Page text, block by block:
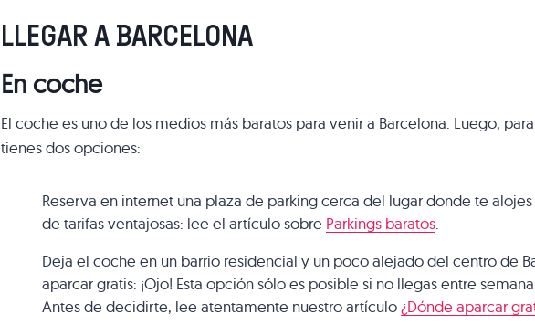
LLEGAR A BARCELONA
En coche
El coche es uno de los medios más baratos para venir a Barcelona. Luego,
tienes dos opciones:
Reserva en internet una plaza de parking cerca del lugar donde te
de tarifas ventajosas: lee el artículo sobre Parkings baratos.
Deja el coche en un barrio residencial y un poco alejado del centro de
aparcar gratis: ¡Ojo! Esta opción sólo es posible si no llegas entre
Antes de decidirte, lee atentamente nuestro artículo¿Dónde aparcar